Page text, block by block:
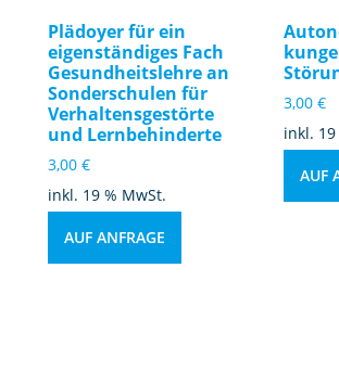
Plädoyer für ein
eigenständiges Fach
Gesundheitslehre an
Sonderschulen für
Verhaltensgestörte
und Lernbehinderte
3,00 €
inkl. 19 % MwSt.
AUF ANFRAGE
3,00€
inkl. 19
AUF